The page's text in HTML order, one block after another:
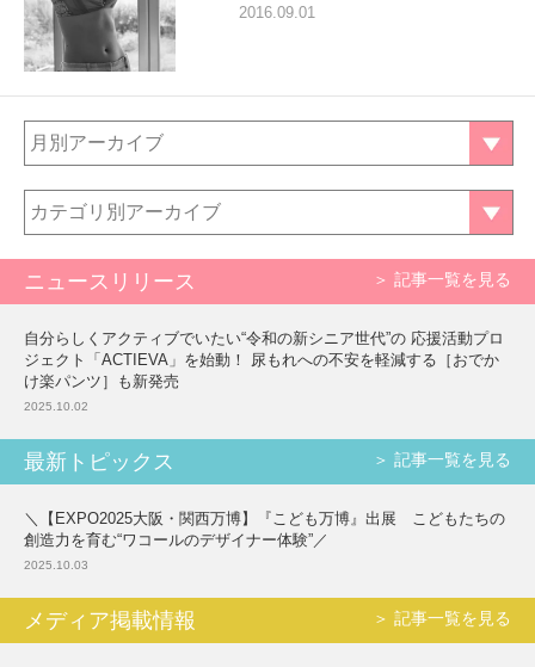
2016.09.01
月別アーカイブ
カテゴリ別アーカイブ
ニュースリリース ＞ 記事一覧を見る
自分らしくアクティブでいたい“令和の新シニア世代”の 応援活動プロ
ジェクト「ACTIEVA」を始動！ 尿もれへの不安を軽減する［おでか
け楽パンツ］も新発売
2025.10.02
最新トピックス ＞ 記事一覧を見る
＼【EXPO2025大阪・関西万博】『こども万博』出展 こどもたちの
創造力を育む“ワコールのデザイナー体験”／
2025.10.03
メディア掲載情報 ＞ 記事一覧を見る